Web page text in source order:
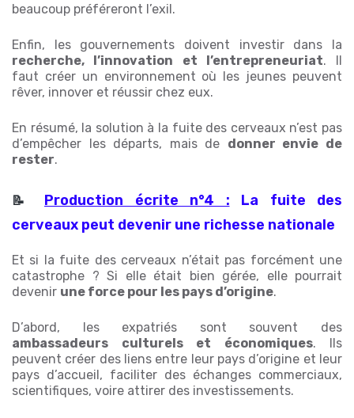
beaucoup préféreront l’exil.
Enfin, les gouvernements doivent investir dans la
recherche, l’innovation et l’entrepreneuriat. Il
faut créer un environnement où les jeunes peuvent
rêver, innover et réussir chez eux.
En résumé, la solution à la fuite des cerveaux n’est pas
d’empêcher les départs, mais de donner envie de
rester.
📝 Production écrite n°4 : La fuite des
cerveaux peut devenir une richesse nationale
Et si la fuite des cerveaux n’était pas forcément une
catastrophe ? Si elle était bien gérée, elle pourrait
devenir une force pour les pays d’origine.
D’abord, les expatriés sont souvent des
ambassadeurs culturels et économiques. Ils
peuvent créer des liens entre leur pays d’origine et leur
pays d’accueil, faciliter des échanges commerciaux,
scientifiques, voire attirer des investissements.